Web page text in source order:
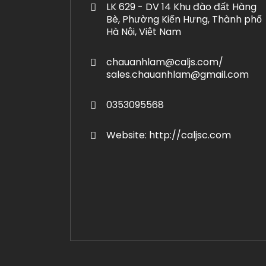
LK 629 - DV 14 Khu đào đất Hàng
Bè, Phường Kiến Hưng, Thành phố
Hà Nội, Việt Nam
chauanhlam@caljs.com/
sales.chauanhlam@gmail.com
0353095568
Website: http://caljsc.com